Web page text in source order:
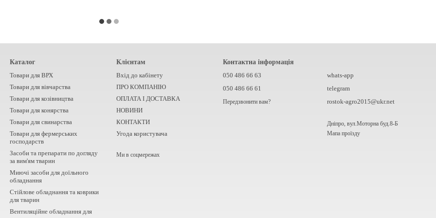
Каталог
Товари для ВРХ
Товари для вівчарства
Товари для козівництва
Товари для конярства
Товари для свинарства
Товари для фермерських
господарств
Засоби та препарати по догляду
за вим'ям тварин
Миючі засоби для доїльного
обладнання
Стійлове обладнання та коврики
для тварин
Вентиляційне обладнання для
Клієнтам
Вхід до кабінету
ПРО КОМПАНІЮ
ОПЛАТА І ДОСТАВКА
НОВИНИ
КОНТАКТИ
Угода користувача
Ми в соцмережах
Контактна інформація
050 486 66 63
050 486 66 61
Передзвонити вам?
whats-app
telegram
rostok-agro2015@ukr.net
Дніпро, вул.Моторна буд.8-Б
Мапа проїзду